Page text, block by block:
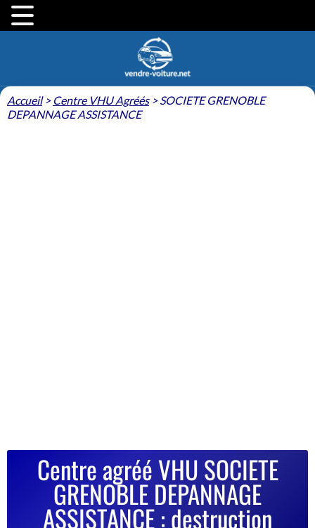
Accueil> Centre VHU Agréés>SOCIETE GRENOBLE
DEPANNAGE ASSISTANCE
Centre agréé VHU SOCIETE
GRENOBLE DEPANNAGE
ASSISTANCE : destruction